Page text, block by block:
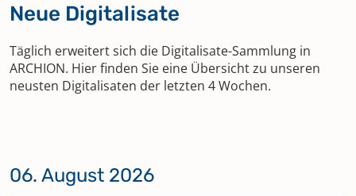
Neue Digitalisate
Täglich erweitert sich die Digitalisate-Sammlung in
ARCHION. Hier finden Sie eine Übersicht zu unseren
neusten Digitalisaten der letzten 4 Wochen.
06. August 2026